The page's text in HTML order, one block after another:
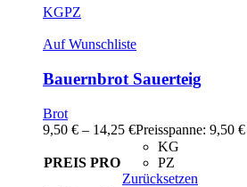
KGPZ
Auf Wunschliste
Bauernbrot Sauerteig
Brot
9,50 € – 14,25 €Preisspanne: 9,50
PREIS PRO
KG
PZ
Zurücksetzen